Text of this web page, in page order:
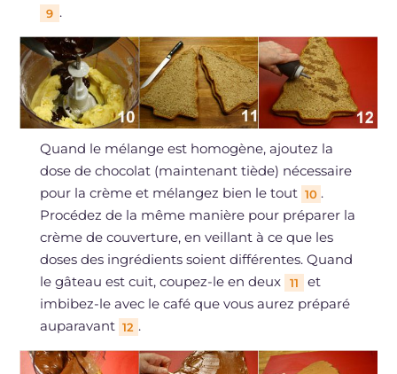
9 .
Quand le mélange est homogène, ajoutez la
dose de chocolat (maintenant tiède) nécessaire
pour la crème et mélangez bien le tout 10 .
Procédez de la même manière pour préparer la
crème de couverture, en veillant à ce que les
doses des ingrédients soient différentes. Quand
le gâteau est cuit, coupez-le en deux
11
et
imbibez-le avec le café que vous aurez préparé
auparavant 12 .